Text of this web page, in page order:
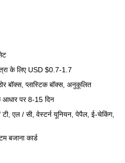
के लिए USD $0.7-1.7
बॉक्स, प्लास्टिक बॉक्स, अनुकूलित
पर 8-15 दिन
टी, एल / सी, वेस्टर्न यूनियन, पेपैल, ई-चेकिंग,
बजाना कार्ड